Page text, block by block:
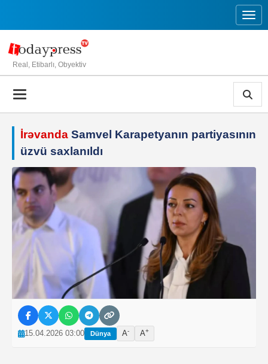
Real, Etibarlı, Obyektiv
İrəvanda Samvel Karapetyanın partiyasının
üzvü saxlanıldı
15.04.2026 03:00 Dünya A- A+